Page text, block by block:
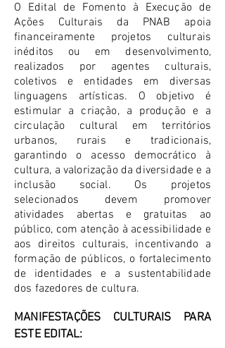
O Edital de Fomento à Execução de
Ações Culturais da PNAB apoia
financeiramente projetos culturais
inéditos ou em desenvolvimento,
realizados por agentes culturais,
coletivos e entidades em diversas
linguagens artísticas. O objetivo é
estimular a criação, a produção e a
circulação cultural em territórios
urbanos, rurais e tradicionais,
garantindo o acesso democrático à
cultura, a valorização da diversidade e a
inclusão social. Os projetos
selecionados devem promover
atividades abertas e gratuitas ao
público, com atenção à acessibilidade e
aos direitos culturais, incentivando a
formação de públicos, o fortalecimento
de identidades e a sustentabilidade
dos fazedores de cultura.
MANIFESTAÇÕES CULTURAIS PARA
ESTE EDITAL: